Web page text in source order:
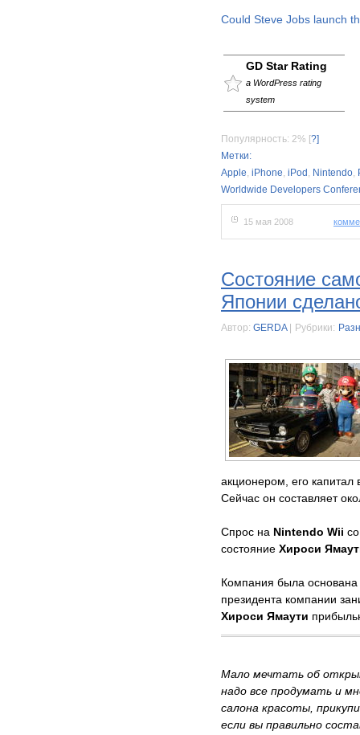
Could Steve Jobs launch
GD Star Rating
a WordPress rating
system
Популярность: 2% [?]
Метки:
Apple, iPhone, iPod , Nintendo,
Worldwide Developers
15 мая 2008
Состояние
Японии
Автор: GERDA| Рубрики:
акционером, его капитал
Сейчас он составляет
Спрос на Nintendo Wii
состояние Хироси
Компания была
президента компании
Хироси Ямаути
Мало мечтать об
надо все продумать и
салона красоты,
если вы правильно